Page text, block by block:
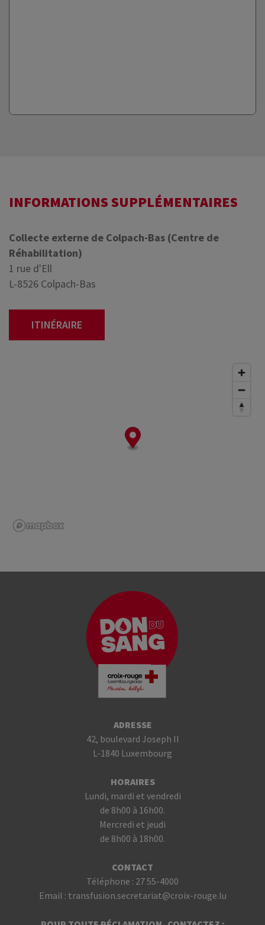
INFORMATIONS SUPPLÉMENTAIRES
Collecte externe de Colpach-Bas (Centre de
Réhabilitation)
1 rue d'Ell
L-8526 Colpach-Bas
ITINÉRAIRE
ADRESSE
42, boulevard Joseph II
L-1840 Luxembourg
HORAIRES
Lundi, mardi et vendredi
de 8h00 à 16h00.
Mercredi et jeudi
de 8h00 à 18h00.
CONTACT
Téléphone : 27 55-4000
Email : transfusion.secretariat@croix-rouge.lu